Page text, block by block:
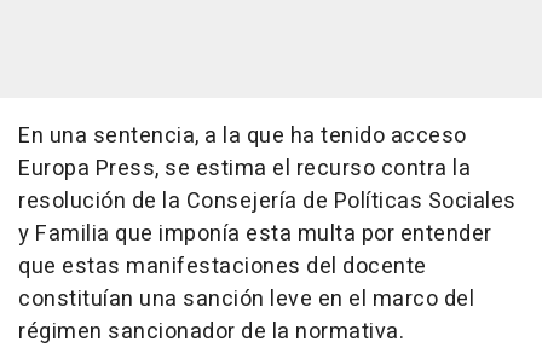
En una sentencia, a la que ha tenido acceso
Europa Press, se estima el recurso contra la
resolución de la Consejería de Políticas Sociales
y Familia que imponía esta multa por entender
que estas manifestaciones del docente
constituían una sanción leve en el marco del
régimen sancionador de la normativa.